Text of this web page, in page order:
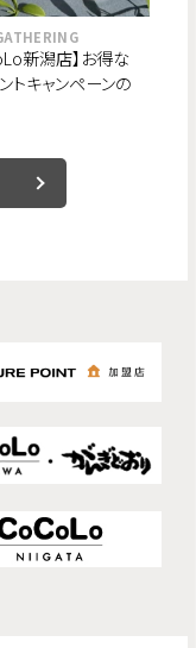
新潟店】お得な
トキャンペーンの